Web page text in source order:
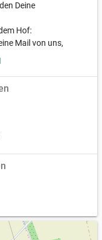
Deine
Hof:
Mail von uns,
Landwirtschaft.